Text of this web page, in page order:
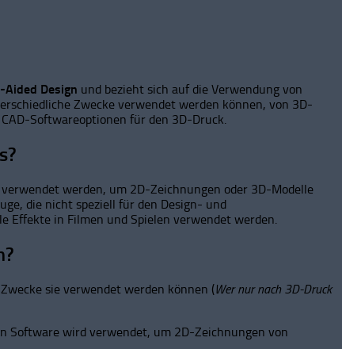
Aided Design und bezieht sich auf die Verwendung von
Zwecke verwendet werden können, von 3D-
Softwareoptionen für den 3D-Druck.
werden, um 2D-Zeichnungen oder 3D-Modelle
die nicht speziell für den Design- und
in Filmen und Spielen verwendet werden.
sie verwendet werden können (Wer nur nach 3D-Druck
Software wird verwendet, um 2D-Zeichnungen von